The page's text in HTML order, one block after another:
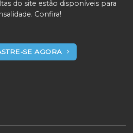
do site estão disponíveis para
Confira!
SE AGORA